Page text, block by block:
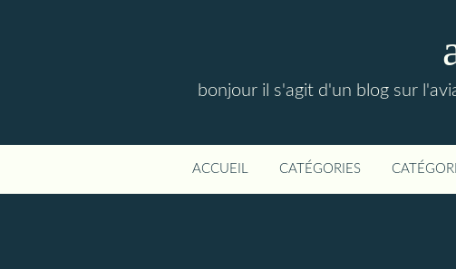
bonjour il s'agit d'un blog sur
ACCUEIL CATÉGORIES